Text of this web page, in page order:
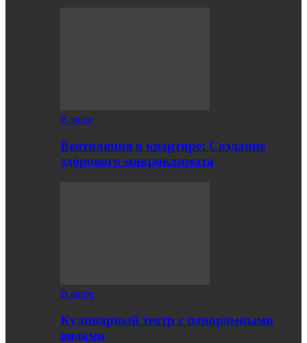
В мире
Вентиляция в квартире: Создание
здорового микроклимата
В мире
Кулинарный театр с панорамными
видами